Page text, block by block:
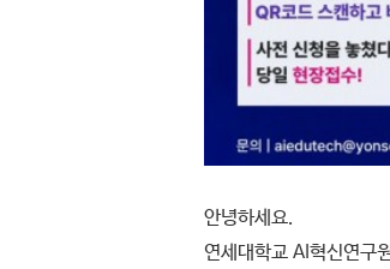
안녕하세요.
연세대학교 AI혁신연구